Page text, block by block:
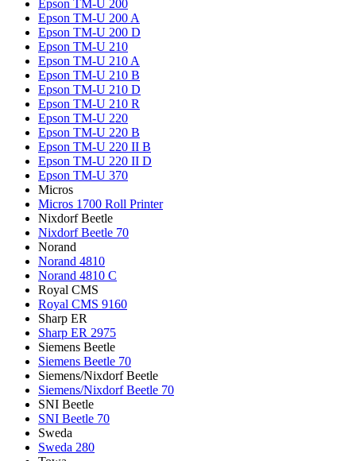
Epson TM-U 200
Epson TM-U 200 A
Epson TM-U 200 D
Epson TM-U 210
Epson TM-U 210 A
Epson TM-U 210 B
Epson TM-U 210 D
Epson TM-U 210 R
Epson TM-U 220
Epson TM-U 220 B
Epson TM-U 220 II B
Epson TM-U 220 II D
Epson TM-U 370
Micros
Micros 1700 Roll Printer
Nixdorf Beetle
Nixdorf Beetle 70
Norand
Norand 4810
Norand 4810 C
Royal CMS
Royal CMS 9160
Sharp ER
Sharp ER 2975
Siemens Beetle
Siemens Beetle 70
Siemens/Nixdorf Beetle
Siemens/Nixdorf Beetle 70
SNI Beetle
SNI Beetle 70
Sweda
Sweda 280